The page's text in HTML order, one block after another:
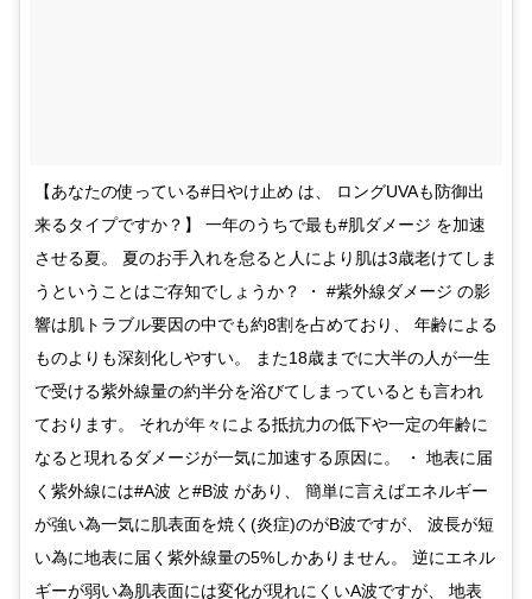
【あなたの使っている#日やけ止め は、 ロングUVAも防御出
来るタイプですか？】 一年のうちで最も#肌ダメージ を加速
させる夏。 夏のお手入れを怠ると人により肌は3歳老けてしま
うということはご存知でしょうか？ ・ #紫外線ダメージ の影
響は肌トラブル要因の中でも約8割を占めており、 年齢による
ものよりも深刻化しやすい。 また18歳までに大半の人が一生
で受ける紫外線量の約半分を浴びてしまっているとも言われ
ております。 それが年々による抵抗力の低下や一定の年齢に
なると現れるダメージが一気に加速する原因に。 ・ 地表に届
く紫外線には#A波 と#B波 があり、 簡単に言えばエネルギー
が強い為一気に肌表面を焼く(炎症)のがB波ですが、 波長が短
い為に地表に届く紫外線量の5%しかありません。 逆にエネル
ギーが弱い為肌表面には変化が現れにくいA波ですが、 地表